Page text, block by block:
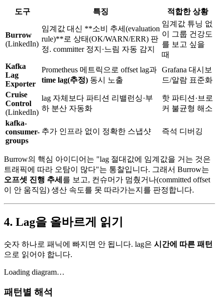
도구 특징 적합한 상황
Burrow
(LinkedIn)
임계값 대신 **소비 추세(evaluation
rule)**로 상태(OK/WARN/ERR) 판
정. committer 정지·느림 자동 감지
임계값 튜닝 없
이 그룹 건강도
를 보고 싶을
때
Kafka
Lag
Exporter
Prometheus 메트릭으로 offset lag과
time lag(추정) 동시 노출
Grafana 대시보
드/알람 표준화
Cruise
Control
(LinkedIn)
lag 자체보다 파티션 리밸런싱·부
하 분산 자동화
핫 파티션·브로
커 불균형 해소
kafka-
consumer-
groups
추가 인프라 없이 정확한 스냅샷 즉석 디버깅
Burrow의 핵심 아이디어는 "lag 절대값에 임계값을 거는 것은
트래픽에 따라 오탐이 많다"는 통찰입니다. 그래서 Burrow는
오프셋 진행 추세 를 보고, 컨슈머가 멈췄거나(committed offset
이 안 움직임) 생산 속도를 못 따라가는지를 판정합니다.
4. Lag을 올바르게 읽기
숫자 하나로 패닉에 빠지면 안 됩니다. lag은 시간에 따른 패턴
으로 읽어야 합니다.
Loading diagram…
패턴별 해석